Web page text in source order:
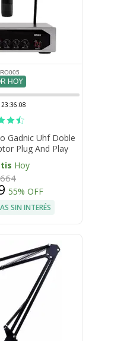
HOY
23:36:07
Gadnic Uhf Doble
Plug And Play
Conector Tipo C
Hoy
55% OFF
SIN INTERÉS